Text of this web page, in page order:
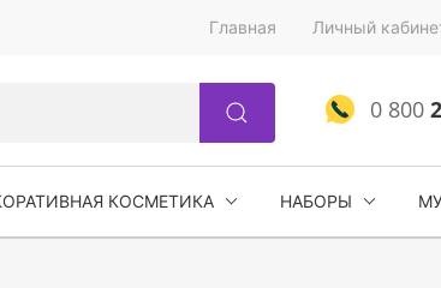
Главная Личный
0 800
КОСМЕТИКА НАБОРЫ